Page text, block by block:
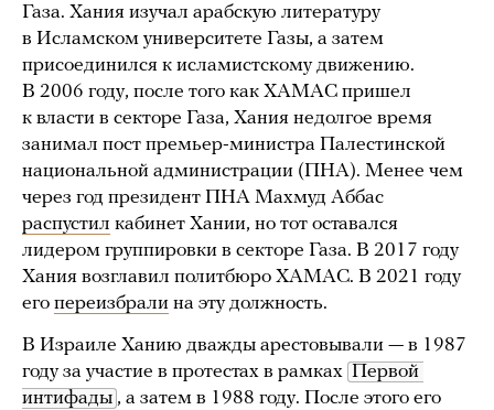
Газа. Хания изучал арабскую литературу
в Исламском университете Газы, а затем
присоединился к исламистскому движению.
В 2006 году, после того как ХАМАС пришел
к власти в секторе Газа, Хания недолгое время
занимал пост премьер-министра Палестинской
национальной администрации (ПНА). Менее чем
через год президент ПНА Махмуд Аббас
распустил кабинет Хании, но тот оставался
лидером группировки в секторе Газа. В 2017 году
Хания возглавил политбюро ХАМАС. В 2021 году
его переизбрали на эту должность.
В Израиле Ханию дважды арестовывали — в 1987
году за участие в протестах в рамках Первой
интифады , а затем в 1988 году. После этого его